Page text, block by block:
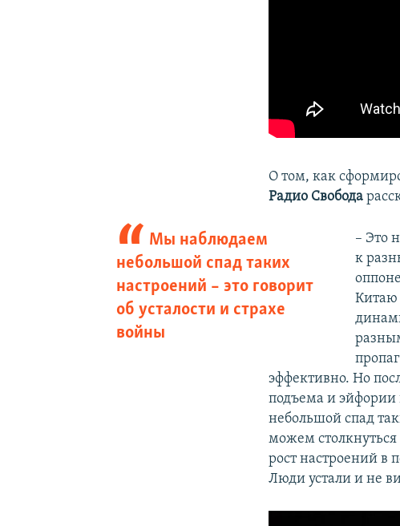
О том, как
Радио Свобода
Мы наблюдаем
небольшой спад таких
настроений – это говорит
об усталости и страхе
войны
– Это
к
Китаю
эффективно. Но
подъема и эйфории
небольшой спад
можем
рост настроений в
Люди устали и не